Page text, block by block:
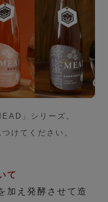
」シリーズ。
けてください。
て
加え発酵させて造